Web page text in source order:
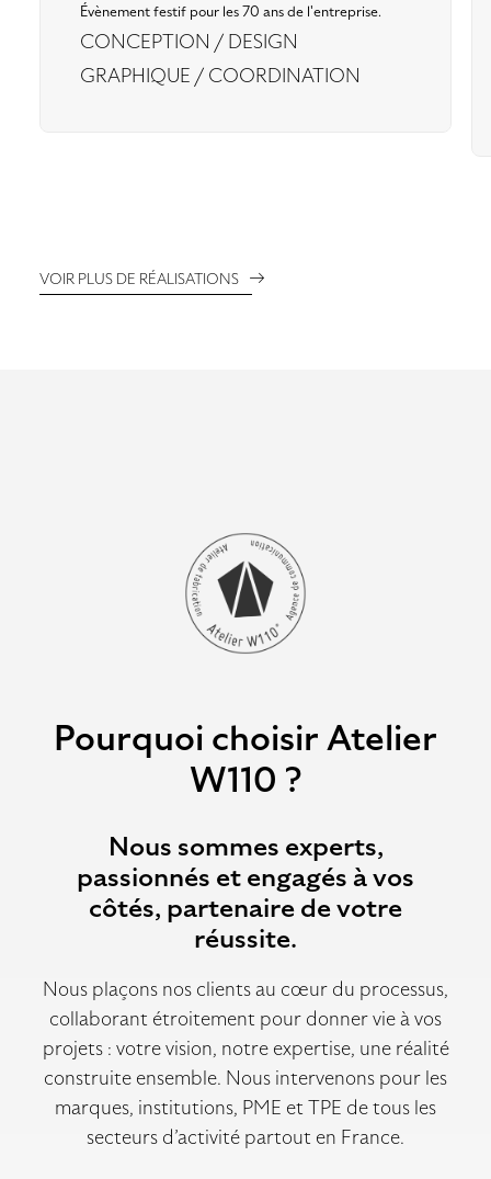
Évènement festif pour les 70 ans de l'entreprise.
CONCEPTION / DESIGN
GRAPHIQUE / COORDINATION
VOIR PLUS DE RÉALISATIONS
Pourquoi choisir Atelier
W110 ?
Nous sommes experts,
passionnés et engagés à vos
côtés, partenaire de votre
réussite.
Nous plaçons nos clients au cœur du processus,
collaborant étroitement pour donner vie à vos
projets : votre vision, notre expertise, une réalité
construite ensemble. Nous intervenons pour les
marques, institutions, PME et TPE de tous les
secteurs d’activité partout en France.